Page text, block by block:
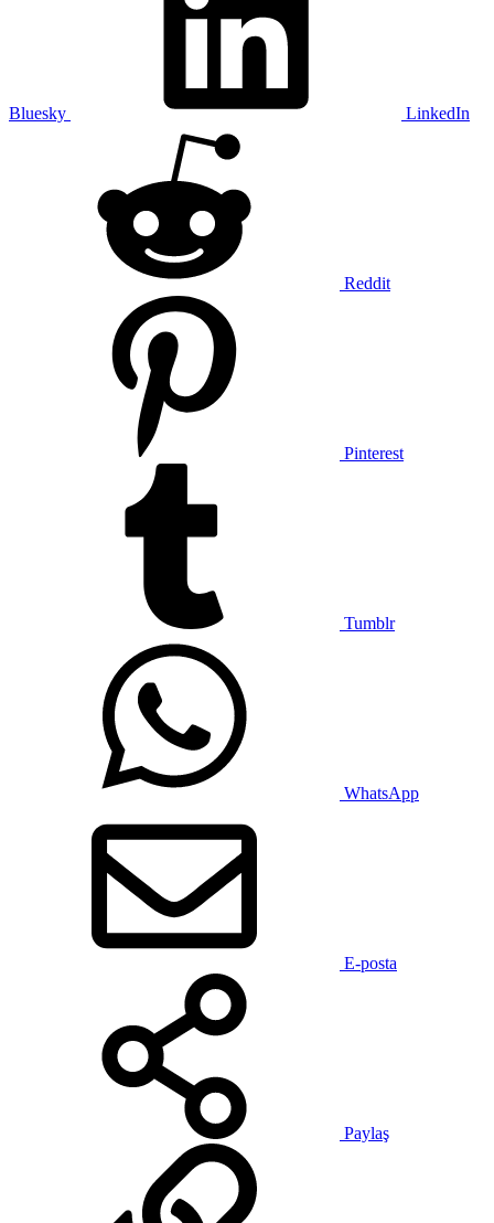
Bluesky LinkedIn
Reddit
Pinterest
Tumblr
WhatsApp
E-posta
Paylaş